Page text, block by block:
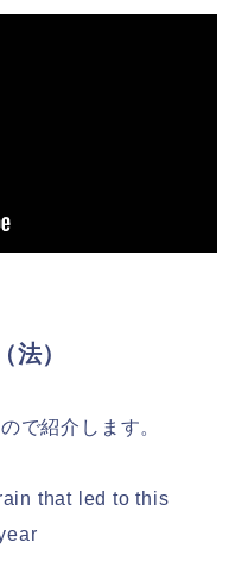
法）
で紹介します。
that led to this